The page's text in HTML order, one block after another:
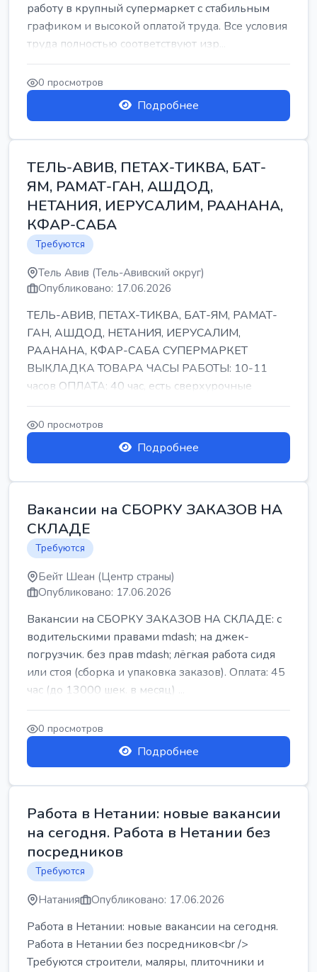
работу в крупный супермаркет с стабильным
графиком и высокой оплатой труда. Все условия
труда полностью соответствуют изр...
0 просмотров
Подробнее
ТЕЛЬ-АВИВ, ПЕТАХ-ТИКВА, БАТ-
ЯМ, РАМАТ-ГАН, АШДОД,
НЕТАНИЯ, ИЕРУСАЛИМ, РААНАНА,
КФАР-САБА
Требуются
Тель Авив (Тель-Авивский округ)
Опубликовано: 17.06.2026
ТЕЛЬ-АВИВ, ПЕТАХ-ТИКВА, БАТ-ЯМ, РАМАТ-
ГАН, АШДОД, НЕТАНИЯ, ИЕРУСАЛИМ,
РААНАНА, КФАР-САБА СУПЕРМАРКЕТ
ВЫКЛАДКА ТОВАРА ЧАСЫ РАБОТЫ: 10-11
часов ОПЛАТА: 40 час, есть сверхурочные
ПИТАНИЕ ЕСТЬ Для синих б...
0 просмотров
Подробнее
Вакансии на СБОРКУ ЗАКАЗОВ НА
СКЛАДЕ
Требуются
Бейт Шеан (Центр страны)
Опубликовано: 17.06.2026
Вакансии на СБОРКУ ЗАКАЗОВ НА СКЛАДЕ: с
водительскими правами mdash; на джек-
погрузчик. без прав mdash; лёгкая работа сидя
или стоя (сборка и упаковка заказов). Оплата: 45
час (до 13000 шек. в месяц) ...
0 просмотров
Подробнее
Работа в Нетании: новые вакансии
на сегодня. Работа в Нетании без
посредников
Требуются
Натания Опубликовано: 17.06.2026
Работа в Нетании: новые вакансии на сегодня.
Работа в Нетании без посредников<br />
Требуются строители, маляры, плиточники и